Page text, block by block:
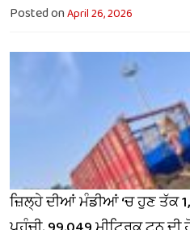
Posted onApril 26, 2026
ਜ਼ਿਲ੍ਹੇ ਦੀਆਂ ਮੰਡੀਆਂ ‘ਚ ਹੁਣ ਤੱਕ